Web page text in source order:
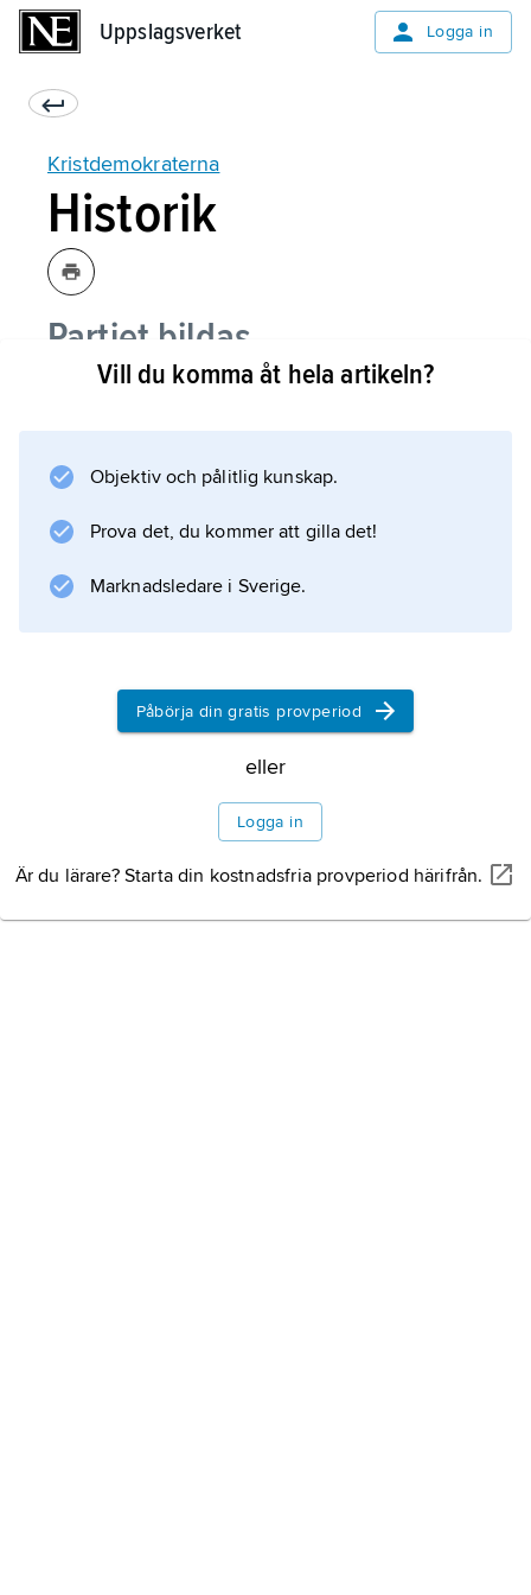
Uppslagsverket Logga in
Kristdemokraterna
Historik
Partiet bildas
Alf Svensson lockar väljare
Allianssamarbete
Upp- och nedgång under
Information om artikeln
Vill du komma åt hela artikeln?
Objektiv och pålitlig kunskap.
Prova det, du kommer att gilla det!
Marknadsledare i Sverige.
Påbörja din gratis provperiod
eller
Logga in
Är du lärare? Starta din kostnadsfria provperiod härifrån.